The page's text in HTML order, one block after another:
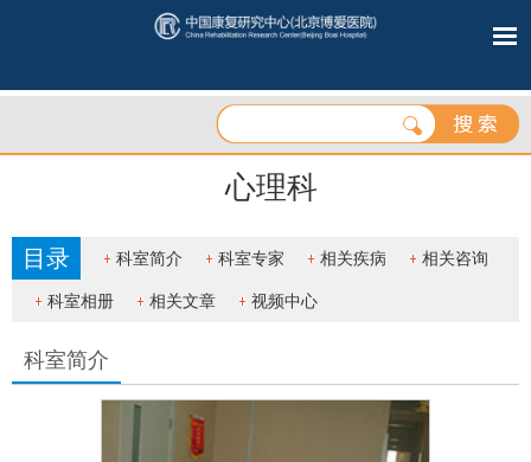
心理科
目录 科室简介 科室专家 相关疾病 相关咨询
科室相册 相关文章 视频中心
科室简介